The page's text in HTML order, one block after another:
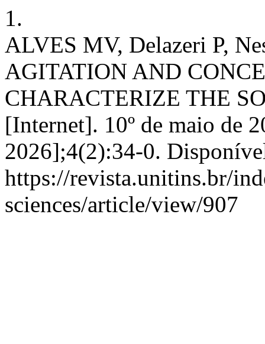
1.
ALVES MV, Delazeri P,
AGITATION AND
CHARACTERIZE THE
[Internet]. 10º de maio de
2026];4(2):34-0.
https://revista.unitins.br/
sciences/article/view/907